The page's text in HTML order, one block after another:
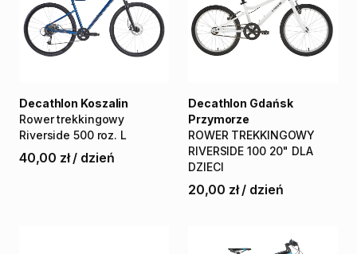
Rower trekkingowy
Riverside 500 roz. L
Decathlon Koszalin
40,00 zł / dzień
ROWER TREKKINGOWY
RIVERSIDE 100 20" DLA
DZIECI
Decathlon Gdańsk
Przymorze
20,00 zł / dzień